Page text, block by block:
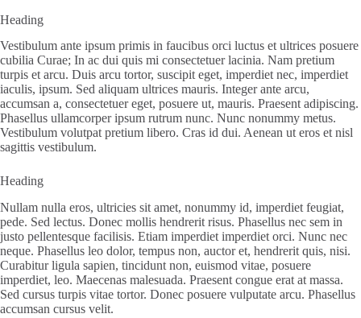
Heading
Vestibulum ante ipsum primis in faucibus orci luctus et ultrices posuere
cubilia Curae; In ac dui quis mi consectetuer lacinia. Nam pretium
turpis et arcu. Duis arcu tortor, suscipit eget, imperdiet nec, imperdiet
iaculis, ipsum. Sed aliquam ultrices mauris. Integer ante arcu,
accumsan a, consectetuer eget, posuere ut, mauris. Praesent adipiscing.
Phasellus ullamcorper ipsum rutrum nunc. Nunc nonummy metus.
Vestibulum volutpat pretium libero. Cras id dui. Aenean ut eros et nisl
sagittis vestibulum.
Heading
Nullam nulla eros, ultricies sit amet, nonummy id, imperdiet feugiat,
pede. Sed lectus. Donec mollis hendrerit risus. Phasellus nec sem in
justo pellentesque facilisis. Etiam imperdiet imperdiet orci. Nunc nec
neque. Phasellus leo dolor, tempus non, auctor et, hendrerit quis, nisi.
Curabitur ligula sapien, tincidunt non, euismod vitae, posuere
imperdiet, leo. Maecenas malesuada. Praesent congue erat at massa.
Sed cursus turpis vitae tortor. Donec posuere vulputate arcu. Phasellus
accumsan cursus velit.